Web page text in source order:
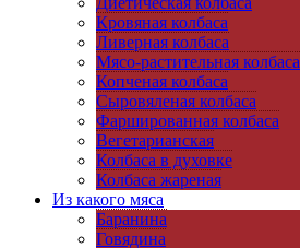
Кровяная колбаса
Ливерная колбаса
Мясо-растительная колбаса
Копченая колбаса
Сыровяленая колбаса
Фаршированная колбаса
Вегетарианская
Колбаса в духовке
Колбаса жареная
Из какого мяса
Баранина
Говядина